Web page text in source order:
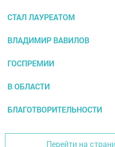
СТАЛ ЛАУРЕАТОМ
ВЛАДИМИР ВАВИЛОВ
ГОСПРЕМИИ
В ОБЛАСТИ
БЛАГОТВОРИТЕЛЬНОСТИ
Перейти на